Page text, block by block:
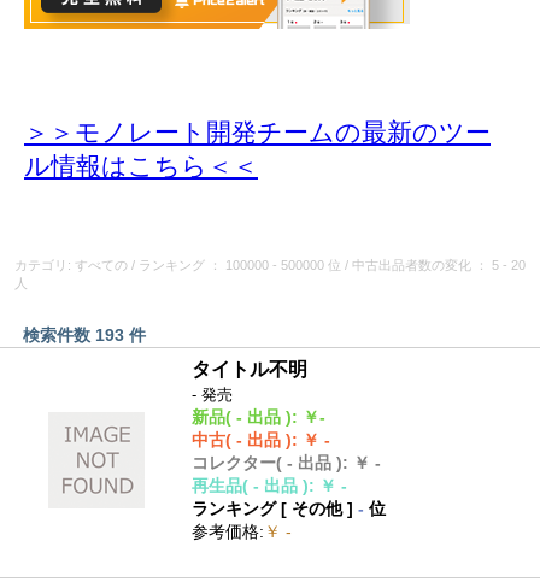
＞＞モノレート開発チームの最新のツー
ル情報はこちら＜＜
カテゴリ: すべての / ランキング ： 100000 - 500000 位 / 中古出品者数の変化
： 5 - 20
人
検索件数 193 件
タイトル不明
- 発売
新品( - 出品 ): ￥-
中古( - 出品 ): ￥ -
コレクター( - 出品 ): ￥ -
再生品( - 出品 ): ￥ -
ランキング [ その他]- 位
参考価格: ￥ -